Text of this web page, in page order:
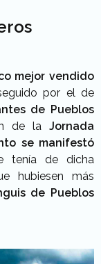
mejor vendido
por el de
de Pueblos
de la Jornada
se manifestó
tenía de dicha
hubiesen más
de Pueblos